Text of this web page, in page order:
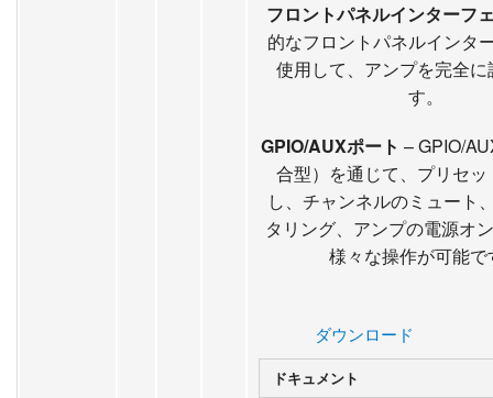
フロントパネルインターフ
的なフロントパネルインタ
使用して、アンプを完全
す。
GPIO/AUXポート – GPIO/
合型）を通じて、プリセ
し、チャンネルのミュート
タリング、アンプの電源オ
様々な操作が可能で
ダウンロード
ドキュメント